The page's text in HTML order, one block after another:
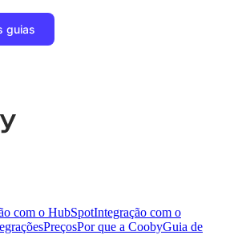
guias
com o HubSpotIntegração com o
PreçosPor que a CoobyGuia de